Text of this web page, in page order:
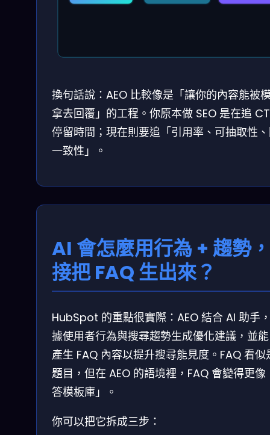
換句話說：AEO 比較像是「讓你的內容能被
拿去回覆」的工程。你原本做 SEO 是在追
停留時間；現在則要追「引用率、可抽取性
一致性」。
AI 會怎麼用行為 + 趨勢
接把 FAQ 生出來？
HubSpot 的重點很實際：AEO 結合 AI 助手
據使用者行為與搜尋趨勢生成優化建議，並
產生 FAQ 內容以提升搜尋能見度。FAQ 看似
題目，但在 AEO 的語境裡，FAQ 會變得更像
答模板庫」。
你可以把它拆成三步：